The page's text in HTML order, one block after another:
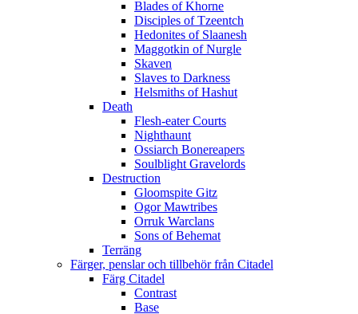
Blades of Khorne
Disciples of Tzeentch
Hedonites of Slaanesh
Maggotkin of Nurgle
Skaven
Slaves to Darkness
Helsmiths of Hashut
Death
Flesh-eater Courts
Nighthaunt
Ossiarch Bonereapers
Soulblight Gravelords
Destruction
Gloomspite Gitz
Ogor Mawtribes
Orruk Warclans
Sons of Behemat
Terräng
Färger, penslar och tillbehör från Citadel
Färg Citadel
Contrast
Base